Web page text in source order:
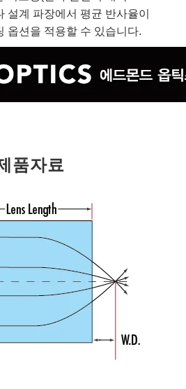
설계 파장에서 평균 반사율이
옵션을 적용할 수 있습니다.
품자료